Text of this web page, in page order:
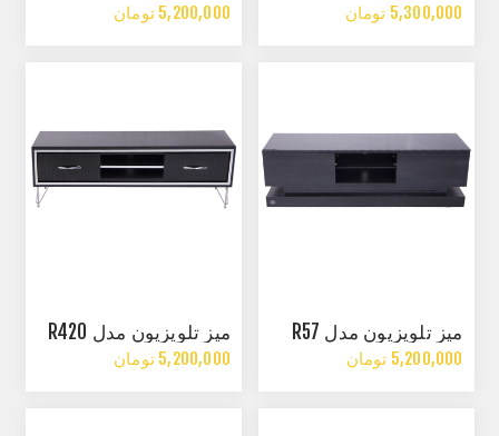
5,300,000 تومان 5,200,000 تومان
میز تلویزیون مدل R57
5,200,000 تومان
میز تلویزیون مدل R420
5,200,000 تومان